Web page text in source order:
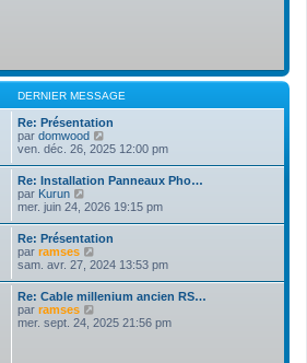
DERNIER MESSAGE
Re: Présentation
par domwood
o
r
e
d
e
r
i
e
r
m
e
s
ven. déc. 26, 2025 12:00 pm
Re: Installation Panneaux Pho…
par Kurun
o
l
e
d
e
r
n
i
mer. juin 24, 2026 19:15 pm
Re: Présentation
par ramses
o
r
l
e
d
sam. avr. 27, 2024 13:53 pm
Re: Cable millenium ancien RS…
par ramses
o
mer. sept. 24, 2025 21:56 pm